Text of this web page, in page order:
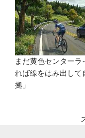
まだ黄色センター
れば線をはみ出し
拠」